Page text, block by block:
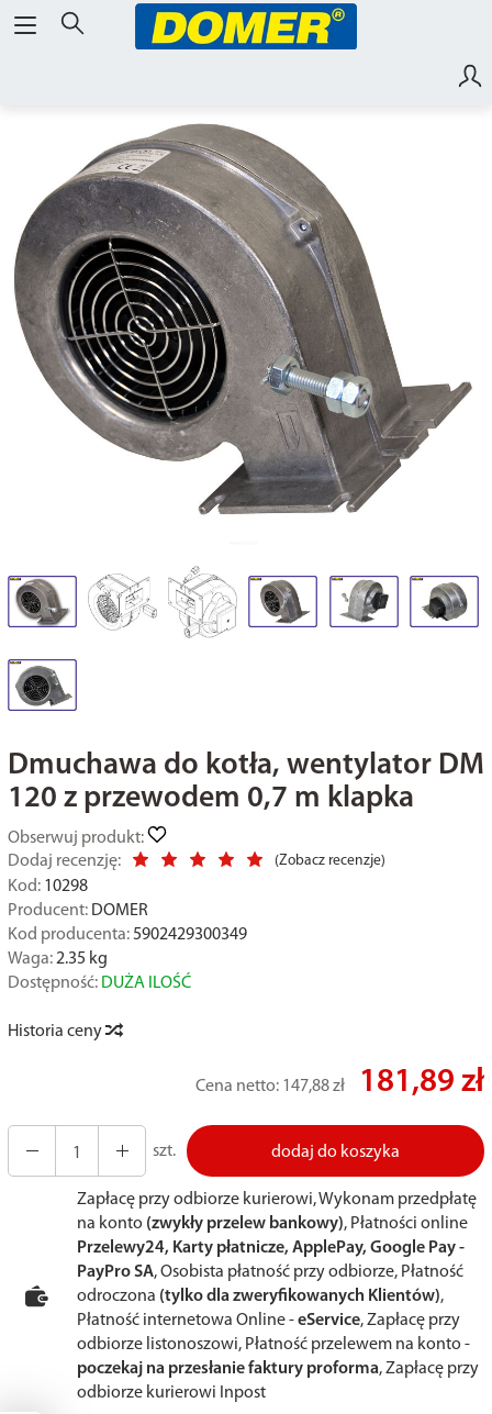
Dmuchawa do kotła, wentylator DM
120 z przewodem 0,7 m klapka
Obserwuj produkt:
Dodaj recenzję:
(Zobacz recenzje)
Kod: 10298
Producent: DOMER
Kod producenta: 5902429300349
Waga: 2.35 kg
Dostępność: DUŻA ILOŚĆ
Historia ceny
Cena netto: 147,88 zł 181,89 zł
szt. dodaj do koszyka
Zapłacę przy odbiorze kurierowi, Wykonam przedpłatę
na konto (zwykły przelew bankowy), Płatności online
Przelewy24, Karty płatnicze, ApplePay, Google Pay -
PayPro SA, Osobista płatność przy odbiorze, Płatność
odroczona (tylko dla zweryfikowanych Klientów),
Płatność internetowa Online -eService, Zapłacę przy
odbiorze listonoszowi, Płatność przelewem na konto -
poczekaj na przesłanie faktury proforma, Zapłacę przy
odbiorze kurierowi Inpost